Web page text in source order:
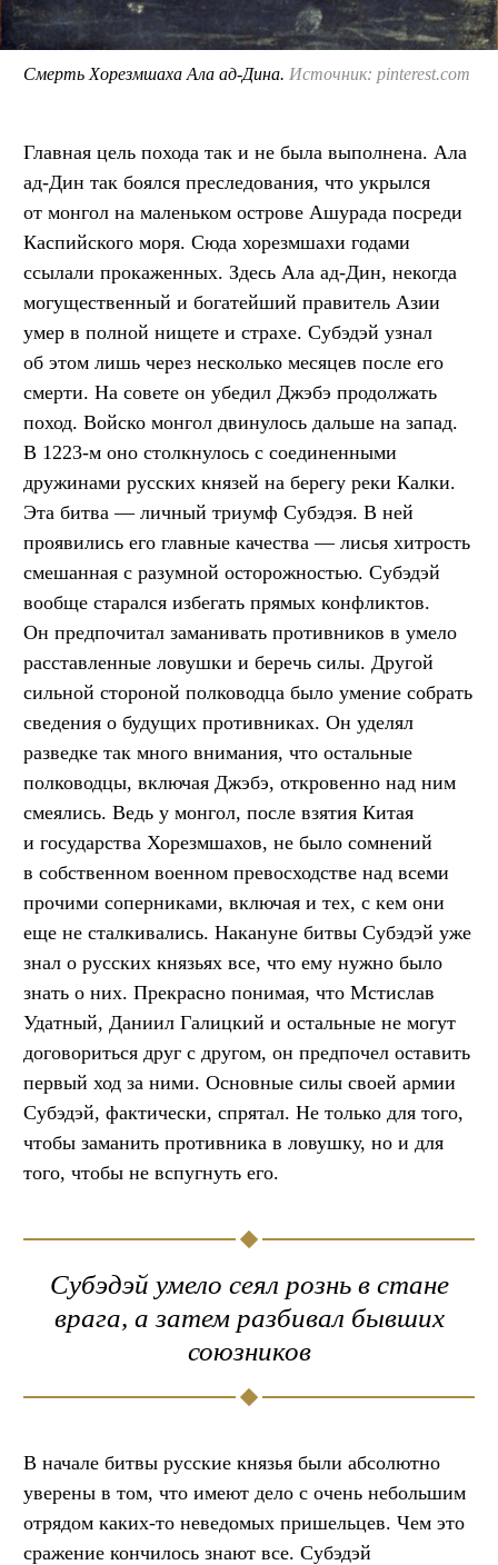
Смерть Хорезмшаха Ала ад-Дина. Источник: pinterest.com
Главная цель похода так и не была выполнена. Ала
ад-Дин так боялся преследования, что укрылся
от монгол на маленьком острове Ашурада посреди
Каспийского моря. Сюда хорезмшахи годами
ссылали прокаженных. Здесь Ала ад-Дин, некогда
могущественный и богатейший правитель Азии
умер в полной нищете и страхе. Субэдэй узнал
об этом лишь через несколько месяцев после его
смерти. На совете он убедил Джэбэ продолжать
поход. Войско монгол двинулось дальше на запад.
В 1223-м оно столкнулось с соединенными
дружинами русских князей на берегу реки Калки.
Эта битва — личный триумф Субэдэя. В ней
проявились его главные качества — лисья хитрость
смешанная с разумной осторожностью. Субэдэй
вообще старался избегать прямых конфликтов.
Он предпочитал заманивать противников в умело
расставленные ловушки и беречь силы. Другой
сильной стороной полководца было умение собрать
сведения о будущих противниках. Он уделял
разведке так много внимания, что остальные
полководцы, включая Джэбэ, откровенно над ним
смеялись. Ведь у монгол, после взятия Китая
и государства Хорезмшахов, не было сомнений
в собственном военном превосходстве над всеми
прочими соперниками, включая и тех, с кем они
еще не сталкивались. Накануне битвы Субэдэй уже
знал о русских князьях все, что ему нужно было
знать о них. Прекрасно понимая, что Мстислав
Удатный, Даниил Галицкий и остальные не могут
договориться друг с другом, он предпочел оставить
первый ход за ними. Основные силы своей армии
Субэдэй, фактически, спрятал. Не только для того,
чтобы заманить противника в ловушку, но и для
того, чтобы не вспугнуть его.
Субэдэй умело сеял рознь в стане
врага, а затем разбивал бывших
союзников
В начале битвы русские князья были абсолютно
уверены в том, что имеют дело с очень небольшим
отрядом каких-то неведомых пришельцев. Чем это
сражение кончилось знают все. Субэдэй